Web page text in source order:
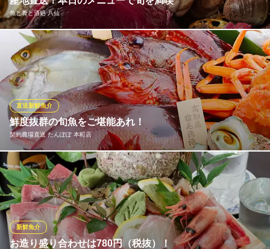
大阪メトロ堺筋線堺筋本町駅 徒歩4分
大阪府大阪市中央区備後町1-4-16 1F
魚と肴と酒処 八仙
漁の状況や仕入れによって毎日変わる、その日のおすすめ料理が
楽しめるのも当店の魅力。鮮魚は市場で買い付けるだけでなく、
愛媛県や明石など、各地の漁港と直接連絡を取り合いお店に直
送。今まさに旬を迎えるとれたての旬の魚が味わえます。名物
「お造り八仙盛り」の内容など、本日のメニューは店頭にてご確
認ください！
魚と肴と酒処 八仙
和食と日本酒と旬の鮮魚
大阪メトロ御堂筋線本町駅 徒歩3分
大阪府大阪市中央区安土町3-2-4 JUST本町ビルB1
鮮度抜群の旬魚をご堪能あれ！
契約農場直送 たんぽぽ 本町店
直送新鮮魚介
福岡県を中心に、鳥取県など美味しい魚が水揚げされる漁港よ
り、朝採れの厳選鮮魚を毎日直送！たっぷりと脂を蓄えた旬魚
は、お造りをはじめとした多彩な味わいでお楽しみいただけま
す。また、入荷される種類によってはその日限定の逸品としても
ご提供！今日は何があるんだろうとワクワクしながらご来店くだ
さる方多数です♪
お造り盛り合わせは780円（税抜）！
新鮮魚介